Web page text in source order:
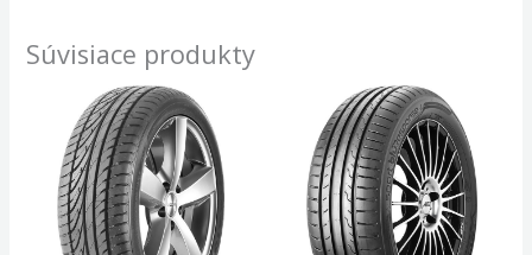
Súvisiace produkty